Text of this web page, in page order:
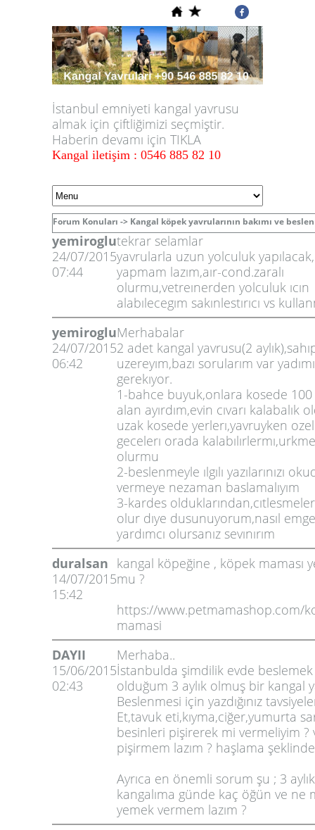
İstanbul emniyeti kangal yavrusu
almak için çiftliğimizi seçmiştir.
Haberin devamı için TIKLA
Kangal iletişim : 0546 885 82 10
Forum Konuları -> Kangal köpek yavrularının bakımı ve
yemiroglu
24/07/2015
07:44
tekrar selamlar
yavrularla uzun yolculuk
yapmam lazım,aır-cond.zaralı
olurmu,vetreınerden yolculuk ıcın
alabılecegım sakınlestırıcı vs
yemiroglu
24/07/2015
06:42
Merhabalar
2 adet kangal yavrusu(2
uzereyım,bazı sorularım var
gerekıyor.
1-bahce buyuk,onlara kosede 100
alan ayırdım,evin cıvarı kalabalık
uzak kosede yerlerı,yavruyken
gecelerı orada
olurmu
2-beslenmeyle ılgılı yazılarınızı
vermeye nezaman baslamalıyım
3-kardes
olur dıye dusunuyorum,nasıl
yardımcı olursanız sevınırım
duralsan
14/07/2015
15:42
kangal köpeğine , köpek maması
mu ?
https://www.petmamashop.com/
mamasi
DAYII
15/06/2015
02:43
Merhaba..
İstanbulda şimdilik evde
olduğum 3 aylık olmuş bir kangal
Beslenmesi için yazdığınız
Et,tavuk eti,kıyma,ciğer,yumurta
besinleri pişirerek mi vermeliyim ?
pişirmem lazım ? haşlama
Ayrıca en önemli sorum şu ; 3
kangalıma günde kaç öğün ve ne
yemek vermem lazım ?